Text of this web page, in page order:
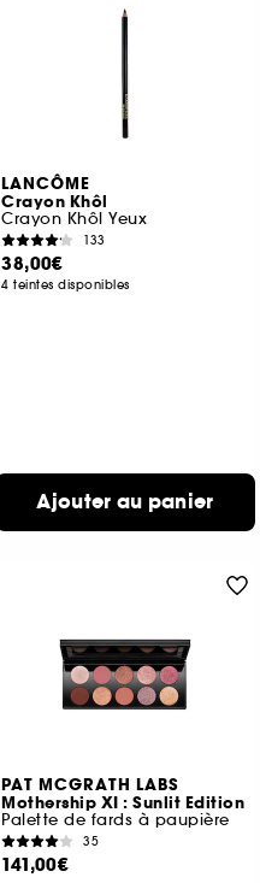
LANCÔME
Crayon Khôl
Crayon Khôl Yeux
133
38,00€
4 teintes disponibles
Ajouter au panier
PAT MCGRATH LABS
Mothership XI : Sunlit Edition
Palette de fards à paupière
35
141,00€